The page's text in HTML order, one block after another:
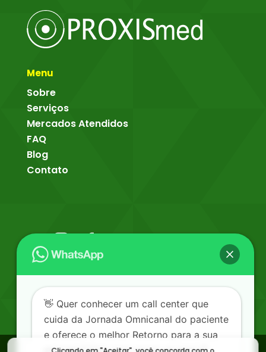
Menu
Sobre
Serviços
Mercados Atendidos
FAQ
Blog
Contato
👋 Quer conhecer um call center que
cuida da Jornada Omnicanal do paciente
e oferece o melhor Retorno para a sua